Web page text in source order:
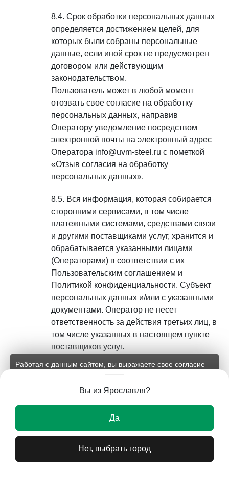
Срок обработки персональных данных
определяется достижением целей, для
которых были собраны персональные
данные, если иной срок не предусмотрен
договором или действующим
законодательством.
Пользователь может в любой момент
отозвать свое согласие на обработку
персональных данных, направив
Оператору уведомление посредством
электронной почты на электронный адрес
Оператора info@uvm-steel.ru с пометкой
«Отзыв согласия на обработку
персональных данных».
Вся информация, которая собирается
сторонними сервисами, в том числе
платежными системами, средствами связи
и другими поставщиками услуг, хранится и
обрабатывается указанными лицами
(Операторами) в соответствии с их
Пользовательским соглашением и
Политикой конфиденциальности. Субъект
персональных данных и/или с указанными
документами. Оператор не несет
ответственность за действия третьих лиц, в
том числе указанных в настоящем пункте
поставщиков услуг.
Установленные субъектом
передачу (кроме предоставления доступа),
а также на обработку или условия
обработки (кроме получения доступа)
персональных данных, разрешенных для
обработки персональных данных в
Вы из Ярославля?
Да
Нет, выбрать город
Работая с данным сайтом, вы выражаете свое согласие
данных на условиях, изложенных в
соответствующих